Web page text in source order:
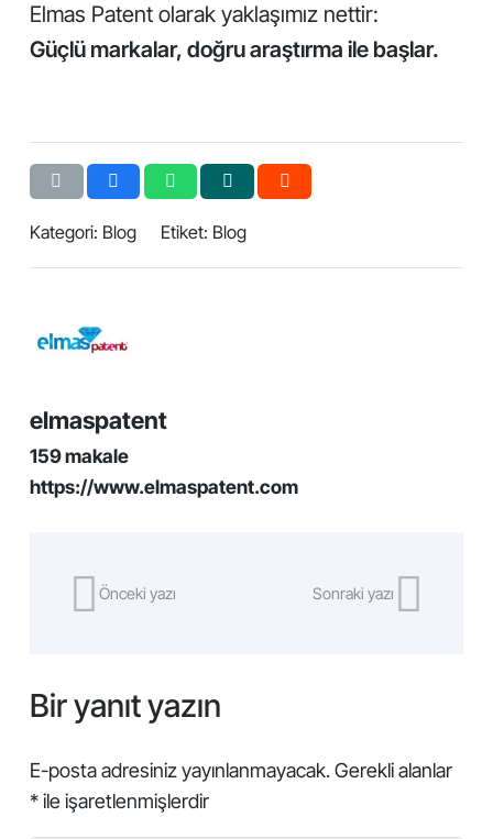
Elmas Patent olarak yaklaşımız nettir:
Güçlü markalar, doğru araştırma ile başlar.
Kategori: Blog Etiket: Blog
elmaspatent
159 makale
https://www.elmaspatent.com
Önceki yazı Sonraki yazı
Bir yanıt yazın
E-posta adresiniz yayınlanmayacak.Gerekli alanlar
*ile işaretlenmişlerdir